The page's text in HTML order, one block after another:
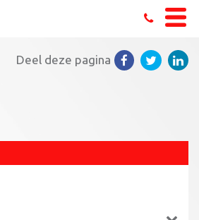
Lunges, squats en core stability»
Deel deze pagina